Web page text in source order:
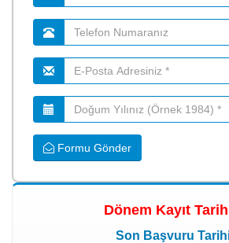
Formu Gönder
Dönem Kayıt
Son Başvuru